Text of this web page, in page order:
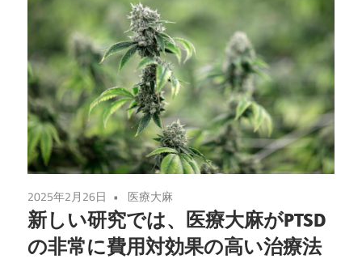
2025年2月26日 医療大麻
新しい研究では、医療大麻がPTSD
の非常に費用対効果の高い治療法